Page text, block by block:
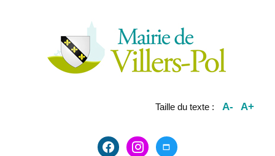
Taille du texte : A- A+
facebook2instagrammaximize